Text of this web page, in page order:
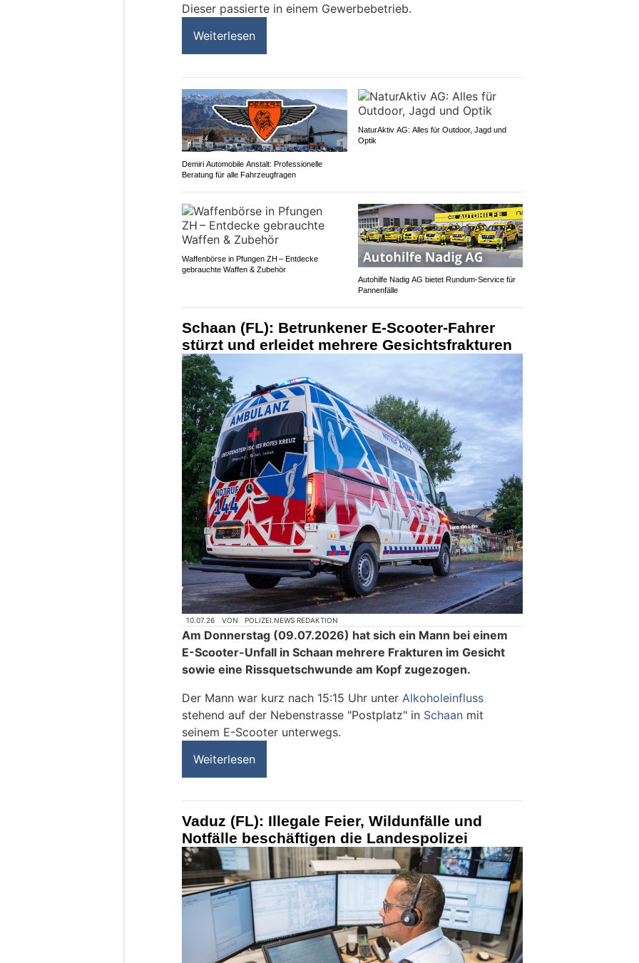
Dieser passierte in einem Gewerbebetrieb.
Weiterlesen
Demiri Automobile Anstalt: Professionelle
Beratung für alle Fahrzeugfragen
NaturAktiv AG: Alles für Outdoor, Jagd und
Optik
Waffenbörse in Pfungen ZH – Entdecke
gebrauchte Waffen & Zubehör
Autohilfe Nadig AG bietet Rundum‑Service für
Pannenfälle
Schaan (FL): Betrunkener E-Scooter-Fahrer
stürzt und erleidet mehrere Gesichtsfrakturen
10.07.26 VON POLIZEI.NEWS REDAKTION
Am Donnerstag (09.07.2026) hat sich ein Mann bei einem
E-Scooter-Unfall in Schaan mehrere Frakturen im Gesicht
sowie eine Rissquetschwunde am Kopf zugezogen.
Der Mann war kurz nach 15:15 Uhr unter Alkoholeinfluss
stehend auf der Nebenstrasse "Postplatz" in Schaan mit
seinem E-Scooter unterwegs.
Weiterlesen
Vaduz (FL): Illegale Feier, Wildunfälle und
Notfälle beschäftigen die Landespolizei